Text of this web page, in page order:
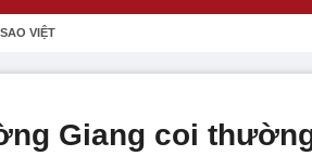
SAO VIỆT
Giang coi